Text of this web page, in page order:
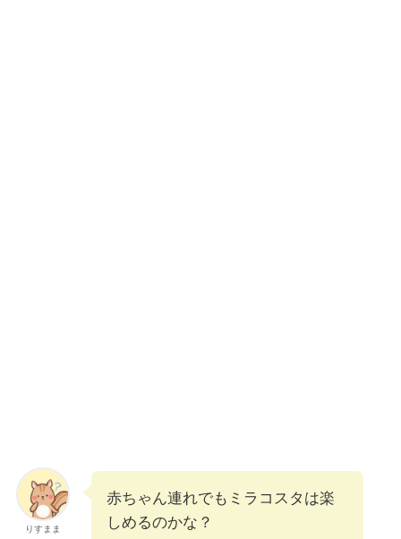
りすまま
赤ちゃん連れでもミラコスタは楽
しめるのかな？